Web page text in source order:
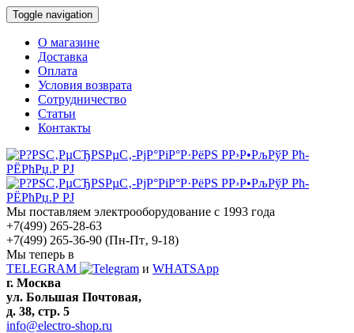
Toggle navigation
О магазине
Доставка
Оплата
Условия возврата
Сотрудничество
Статьи
Контакты
Мы поставляем электрооборудование с 1993 года
+7(499) 265-28-63
+7(499) 265-36-90 (Пн-Пт‚ 9-18)
Мы теперь в
TELEGRAM
и WHATSApp
г. Москва
ул. Большая Почтовая,
д. 38, стр. 5
info@electro-shop.ru